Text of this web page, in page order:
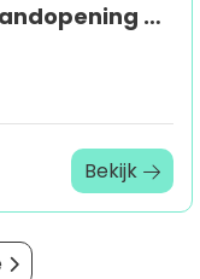
MINIMAX - Opvouwbaar - Handopening - Windproof - 100 cm
Bekijk